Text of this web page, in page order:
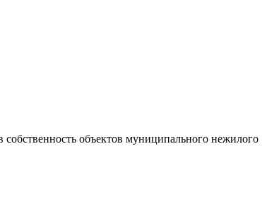
объектов муниципального нежилого